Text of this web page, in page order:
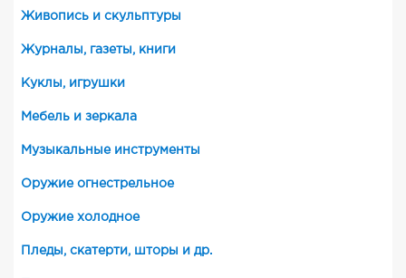
Живопись и скульптуры
Журналы, газеты, книги
Куклы, игрушки
Мебель и зеркала
Музыкальные инструменты
Оружие огнестрельное
Оружие холодное
Пледы, скатерти, шторы и др.